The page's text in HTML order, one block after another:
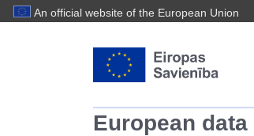
An official website of the European Union
European data